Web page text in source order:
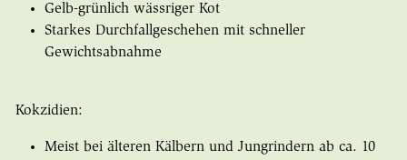
Gelb-grünlich wässriger Kot
Starkes Durchfallgeschehen mit schneller
Gewichtsabnahme
Kokzidien:
Meist bei älteren Kälbern und Jungrindern ab ca. 10